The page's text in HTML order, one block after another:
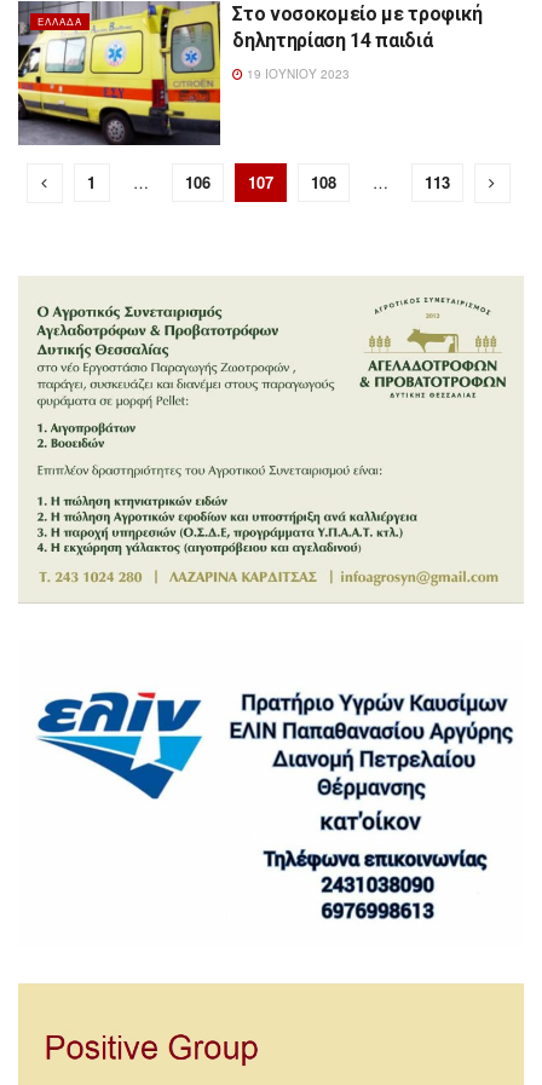
ΕΛΛΆΔΑ
Στο νοσοκομείο με τροφική
δηλητηρίαση 14 παιδιά
19 ΙΟΥΝΊΟΥ 2023
1 … 106 107 108 … 113